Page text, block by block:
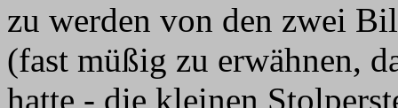
zu werden von den zwei
(fast müßig zu erwähnen,
hatte - die kleinen